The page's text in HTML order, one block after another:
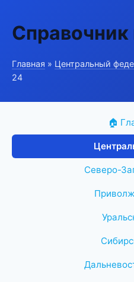
Главная » Центральный
24
🏠
Северо-